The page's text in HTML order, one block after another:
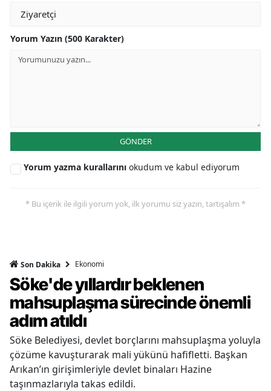
Yorum Yazın (500 Karakter)
GÖNDER
Yorum yazma kurallarını okudum ve kabul ediyorum
* Bu içerik ile ilgili yorum yok, ilk yorumu siz yazın, tartışalım *
Son Dakika Ekonomi
Söke'de yıllardır beklenen
mahsuplaşma sürecinde önemli
adım atıldı
Söke Belediyesi, devlet borçlarını mahsuplaşma yoluyla
çözüme kavuşturarak mali yükünü hafifletti. Başkan
Arıkan’ın girişimleriyle devlet binaları Hazine
taşınmazlarıyla takas edildi.